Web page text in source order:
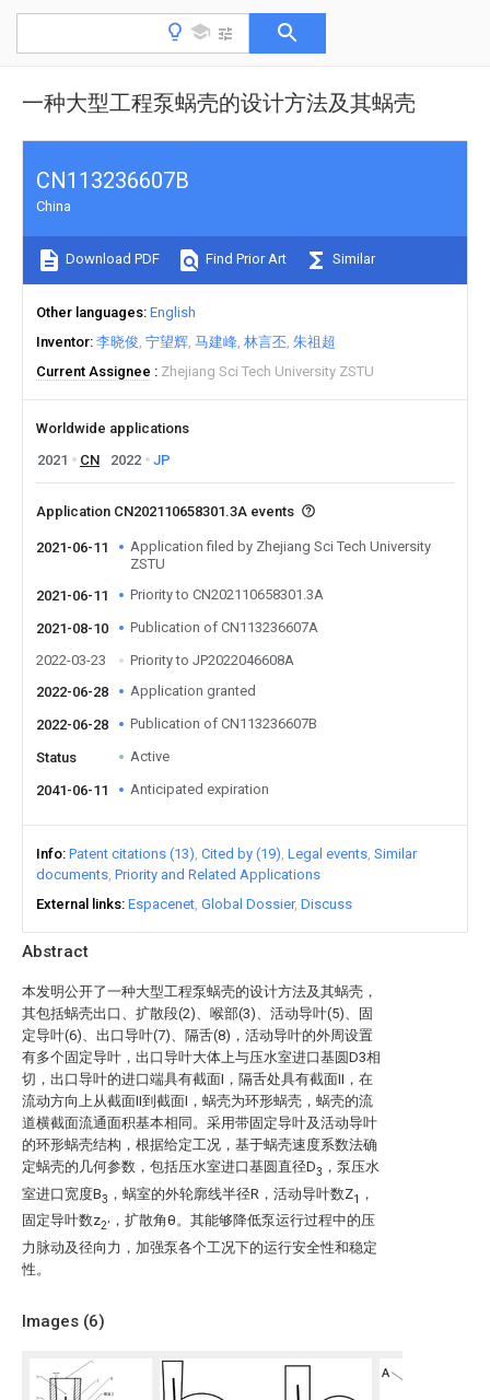
一种大型工程泵蜗壳的设计方法及其蜗壳
Abstract
本发明公开了一种大型工程泵蜗壳的设计方法及其蜗壳，
其包括蜗壳出口、扩散段(2)、喉部(3)、活动导叶(5)、固
定导叶(6)、出口导叶(7)、隔舌(8)，活动导叶的外周设置
有多个固定导叶，出口导叶大体上与压水室进口基圆D3相
切，出口导叶的进口端具有截面I，隔舌处具有截面II，在
流动方向上从截面II到截面I，蜗壳为环形蜗壳，蜗壳的流
道横截面流通面积基本相同。采用带固定导叶及活动导叶
的环形蜗壳结构，根据给定工况，基于蜗壳速度系数法确
定蜗壳的几何参数，包括压水室进口基圆直径D3 ，泵压水
室进口宽度B3 ，蜗室的外轮廓线半径R，活动导叶数Z1
，
固定导叶数z2’ ，扩散角θ。其能够降低泵运行过程中的压
力脉动及径向力，加强泵各个工况下的运行安全性和稳定
性。
Images (6)
CN113236607B
China
Download PDF Find Prior Art Similar
Other languages English
Inventor 李晓俊 宁望辉 马建峰 林言丕 朱祖超
Current Assignee
Zhejiang Sci Tech University ZSTU
Worldwide applications
2021
CN 2022 JP
Application CN202110658301.3A events
2021-06-11
Application filed by Zhejiang Sci Tech University
ZSTU
2021-06-11
Priority to CN202110658301.3A
2021-08-10
Publication of CN113236607A
2022-03-23
Priority to JP2022046608A
2022-06-28
Application granted
2022-06-28 Publication of CN113236607B
Status Active
2041-06-11 Anticipated expiration
Info Patent citations (13) Cited by (19) Legal events Similar
documents Priority and Related Applications
External links Espacenet Global Dossier Discuss